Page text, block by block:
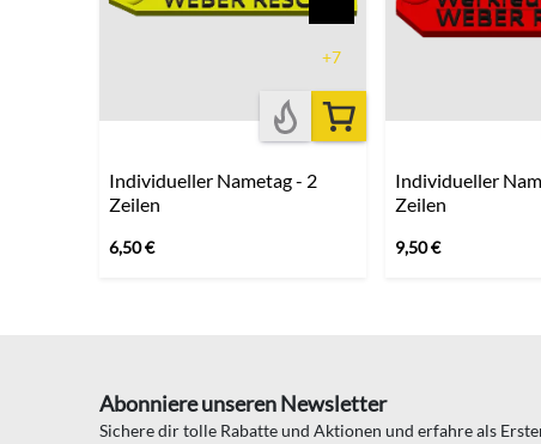
+7
Individueller Nametag - 2
Zeilen
6,50€
Individueller
Zeilen
9,50€
Abonniere unseren Newsletter
Sichere dir tolle Rabatte und Aktionen und erfahre als